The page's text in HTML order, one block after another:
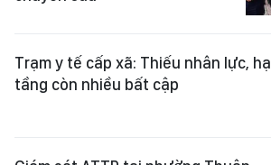
Trạm y tế cấp xã: Thiếu nhân lực, hạ
tầng còn nhiều bất cập